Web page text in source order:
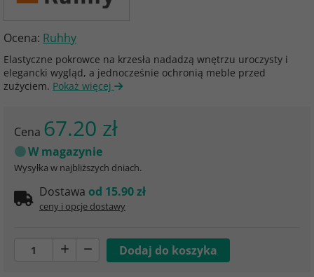
Ocena: Ruhhy
Elastyczne pokrowce na krzesła nadadzą wnętrzu uroczysty i
elegancki wygląd, a jednocześnie ochronią meble przed
zużyciem. Pokaż więcej
Cena 67.20 zł
W magazynie
Wysyłka w najbliższych dniach.
Dostawa od 15.90 zł
ceny i opcje dostawy